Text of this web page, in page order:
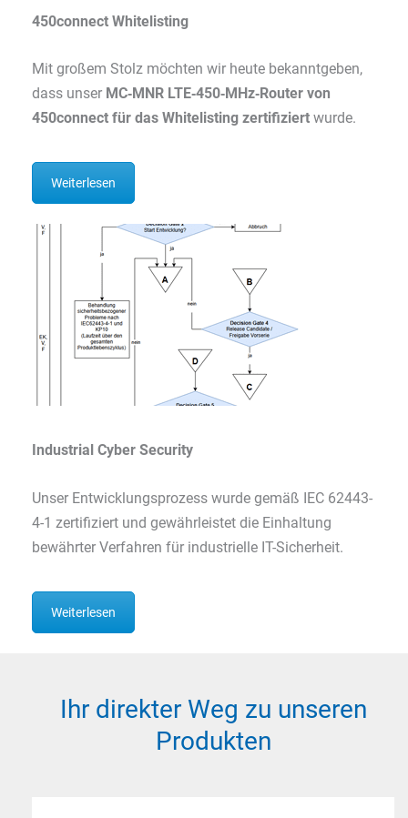
450connect Whitelisting
Mit großem Stolz möchten wir heute bekanntgeben,
dass unser MC‑MNR LTE‑450‑MHz‑Router von
450connect für das Whitelisting zertifiziert wurde.
Weiterlesen
Industrial Cyber Security
Unser Entwicklungsprozess wurde gemäß IEC 62443-
4-1 zertifiziert und gewährleistet die Einhaltung
bewährter Verfahren für industrielle IT-Sicherheit.
Weiterlesen
Ihr direkter Weg zu unseren
Produkten